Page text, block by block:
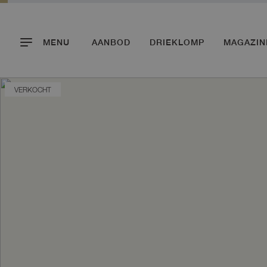
MENU AANBOD DRIEKLOMP
VERKOCHT